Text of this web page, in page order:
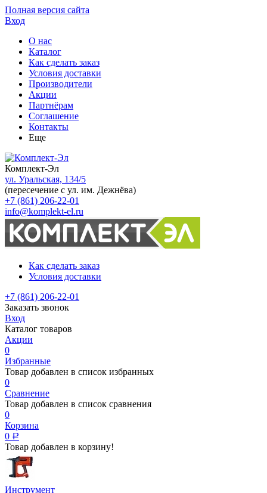
Полная версия сайта
Вход
О нас
Каталог
Как сделать заказ
Условия доставки
Производители
Акции
Партнёрам
Соглашение
Контакты
Еще
Комплект-Эл
ул. Уральская, 134/5
(пересечение с ул. им. Дежнёва)
+7 (861) 206-22-01
info@komplekt-el.ru
Как сделать заказ
Условия доставки
+7 (861) 206-22-01
Заказать звонок
Вход
Каталог товаров
Акции
0
Избранные
Товар добавлен в список избранных
0
Сравнение
Товар добавлен в список сравнения
0
Корзина
0 Р
Товар добавлен в корзину!
Инструмент